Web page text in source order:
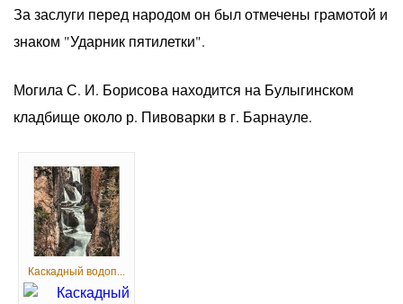
За заслуги перед народом он был отмечены грамотой и
знаком "Ударник пятилетки".
Могила С. И. Борисова находится на Булыгинском
кладбище около р. Пивоварки в г. Барнауле.
Каскадный водоп...